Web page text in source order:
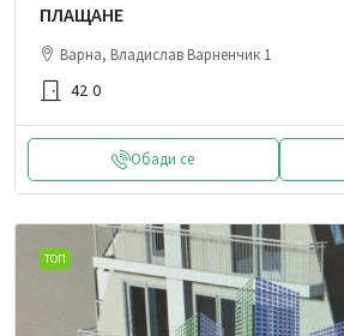
ПЛАЩАНЕ
Варна, Владислав Варненчик 1
42 0
Обади се
ТОП